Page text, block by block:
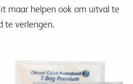
maar helpen ook om uitval te
te verlengen.